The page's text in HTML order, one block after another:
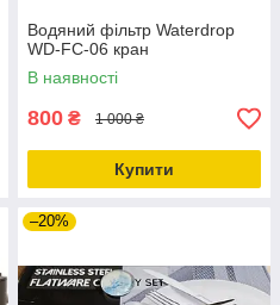
Водяний фільтр Waterdrop
WD-FC-06 кран
В наявності
800 ₴ 1 000 ₴
Купити
–20%